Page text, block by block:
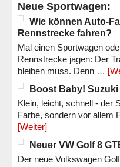
Neue Sportwagen:
Wie können Auto-
Rennstrecke fahren?
Mal einen Sportwagen
Rennstrecke jagen: Der
bleiben muss. Denn …
Boost Baby!
Klein, leicht, schnell - der
Farbe, sondern vor allem
[Weiter]
Neuer VW Golf 8
Der neue Volkswagen